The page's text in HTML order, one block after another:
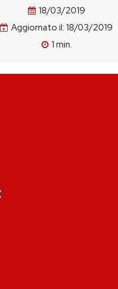
18/03/2019
Aggiornato il: 18/03/2019
1 min.